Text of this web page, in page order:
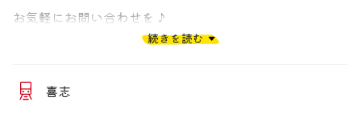
偏愛記事
偏愛スポット
お気軽にお問い合わせを♪
299円均一の焼鳥居酒屋です!!
一品料理からドリンクまで豊富な種類をご用意しました♪
コースは3種類ご用意しています。
当日でも予約OK◎なので仕事帰りにもお気軽にお越しく
続きを読む
喜志